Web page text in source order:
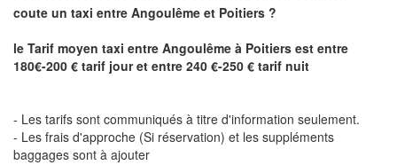
coute un taxi entre Angoulême et Poitiers ?
le Tarif moyen taxi entre Angoulême à Poitiers est entre
180€-200 € tarif jour et entre 240 €-250 € tarif nuit
- Les tarifs sont communiqués à titre d'information seulement.
- Les frais d'approche (Si réservation) et les suppléments
baggages sont à ajouter